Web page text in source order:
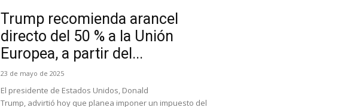
Trump recomienda arancel
directo del 50 % a la Unión
Europea, a partir del...
23 de mayo de 2025
El presidente de Estados Unidos, Donald
Trump, advirtió hoy que planea imponer un impuesto del